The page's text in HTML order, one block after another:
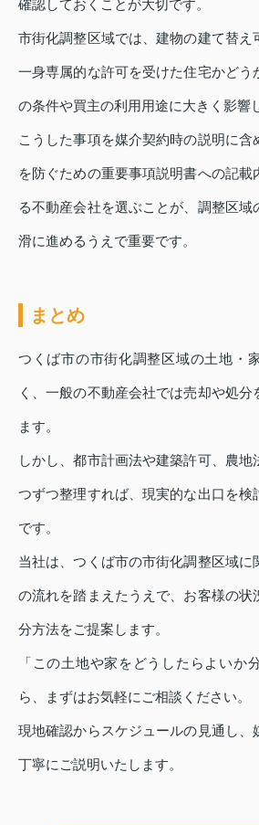
確認しておくことが大切です。
市街化調整区域では、建物の建て替え
一身専属的な許可を受けた住宅かどう
の条件や買主の利用用途に大きく影響
こうした事項を媒介契約時の説明に含
を防ぐための重要事項説明書への記載
る不動産会社を選ぶことが、調整区域
滑に進めるうえで重要です。
まとめ
つくば市の市街化調整区域の土地・
く、一般の不動産会社では売却や処分
ます。
しかし、都市計画法や建築許可、農地
つずつ整理すれば、現実的な出口を検
です。
当社は、つくば市の市街化調整区域に
の流れを踏まえたうえで、お客様の状
分方法をご提案します。
「この土地や家をどうしたらよいか
ら、まずはお気軽にご相談ください。
現地確認からスケジュールの見通し、
丁寧にご説明いたします。